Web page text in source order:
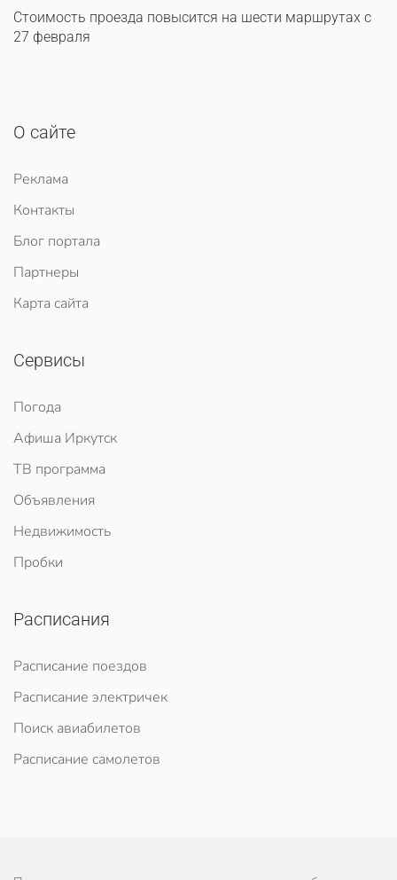
Стоимость проезда повысится на шести маршрутах с
27 февраля
О сайте
Реклама
Контакты
Блог портала
Партнеры
Карта сайта
Сервисы
Погода
Афиша Иркутск
ТВ программа
Объявления
Недвижимость
Пробки
Расписания
Расписание поездов
Расписание электричек
Поиск авиабилетов
Расписание самолетов